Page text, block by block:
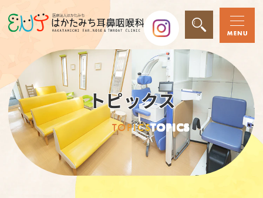
トピックス
TOPICSTOPICS